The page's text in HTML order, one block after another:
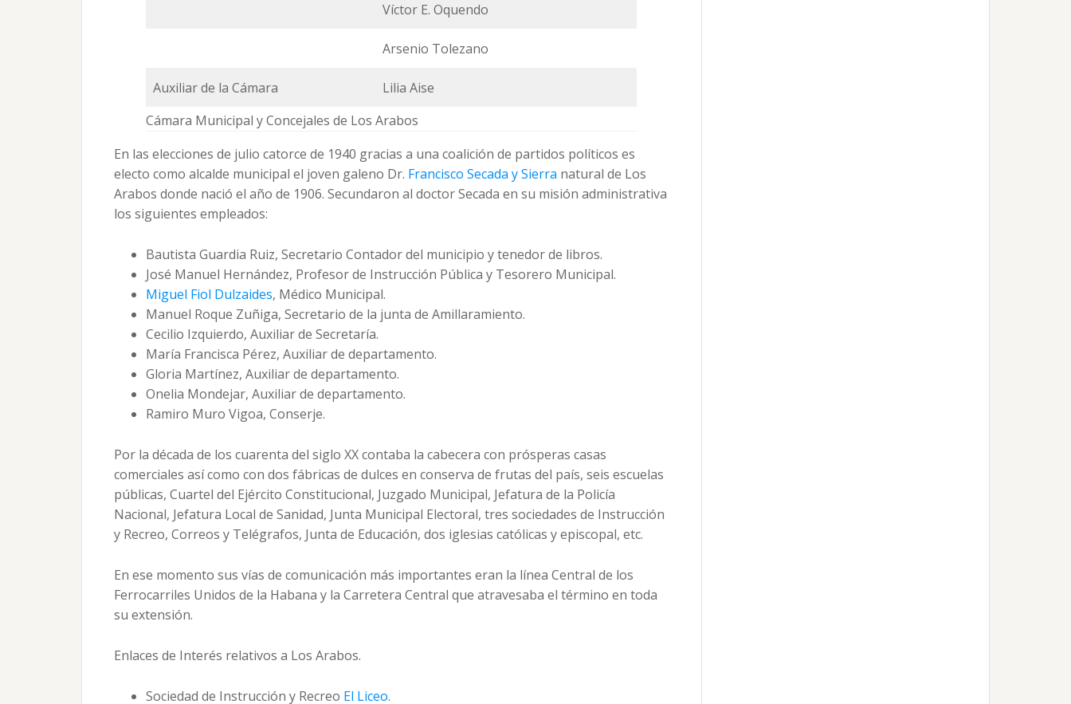
Víctor E. Oquendo
Arsenio Tolezano
Auxiliar de la Cámara
Lilia Aise
Cámara Municipal y Concejales de Los Arabos
En las elecciones de julio catorce de 1940 gracias a una coalición de partidos políticos es
electo como alcalde municipal el joven galeno Dr. Francisco Secada y Sierra natural de Los
Arabos donde nació el año de 1906. Secundaron al doctor Secada en su misión administrativa
los siguientes empleados:
Bautista Guardia Ruiz, Secretario Contador del municipio y tenedor de libros.
José Manuel Hernández, Profesor de Instrucción Pública y Tesorero Municipal.
Miguel Fiol Dulzaides, Médico Municipal.
Manuel Roque Zuñiga, Secretario de la junta de Amillaramiento.
Cecilio Izquierdo, Auxiliar de Secretaría.
María Francisca Pérez, Auxiliar de departamento.
Gloria Martínez, Auxiliar de departamento.
Onelia Mondejar, Auxiliar de departamento.
Ramiro Muro Vigoa, Conserje.
Por la década de los cuarenta del siglo XX contaba la cabecera con prósperas casas
comerciales así como con dos fábricas de dulces en conserva de frutas del país, seis escuelas
públicas, Cuartel del Ejército Constitucional, Juzgado Municipal, Jefatura de la Policía
Nacional, Jefatura Local de Sanidad, Junta Municipal Electoral, tres sociedades de Instrucción
y Recreo, Correos y Telégrafos, Junta de Educación, dos iglesias católicas y episcopal, etc.
En ese momento sus vías de comunicación más importantes eran la línea Central de los
Ferrocarriles Unidos de la Habana y la Carretera Central que atravesaba el término en toda
su extensión.
Enlaces de Interés relativos a Los Arabos.
Sociedad de Instrucción y Recreo El Liceo.